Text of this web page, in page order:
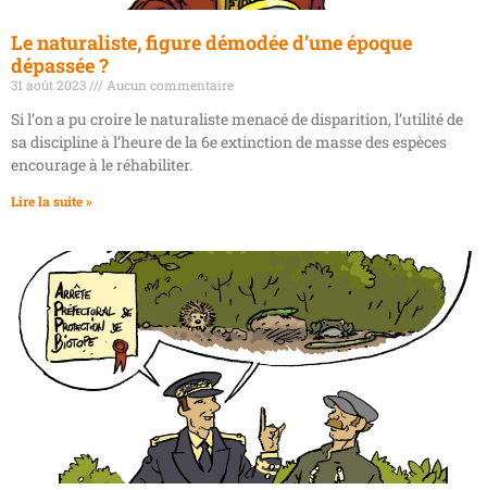
Le naturaliste, figure démodée d’une époque
dépassée ?
31 août 2023 Aucun commentaire
Si l’on a pu croire le naturaliste menacé de disparition, l’utilité de
sa discipline à l’heure de la 6e extinction de masse des espèces
encourage à le réhabiliter.
Lire la suite »